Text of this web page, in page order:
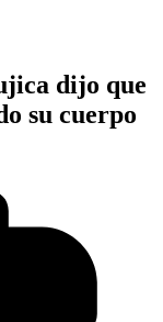
dijo que
su cuerpo